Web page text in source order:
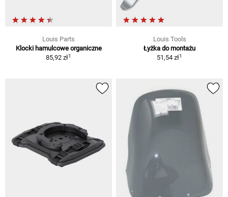
Louis Parts
Klocki hamulcowe organiczne
85,92 zł1
Louis Tools
Łyżka do montażu
51,54 zł1